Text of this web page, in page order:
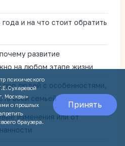
и на что стоит обратить
развитие
на любом этапе жизни
людей с особенностями,
всей семьей
изменения или от
психического
Москвы»
о прошлых
браузера.
Принять